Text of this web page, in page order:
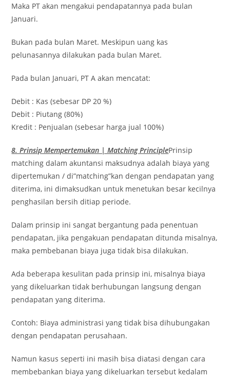
Maka PT akan mengakui pendapatannya pada bulan
Januari.
Bukan pada bulan Maret. Meskipun uang kas
pelunasannya dilakukan pada bulan Maret.
Pada bulan Januari, PT A akan mencatat:
Debit : Kas (sebesar DP 20 %)
Debit : Piutang (80%)
Kredit : Penjualan (sebesar harga jual 100%)
8. Prinsip Mempertemukan | Matching PrinciplePrinsip
matching dalam akuntansi maksudnya adalah biaya yang
dipertemukan / di”matching”kan dengan pendapatan yang
diterima, ini dimaksudkan untuk menetukan besar kecilnya
penghasilan bersih ditiap periode.
Dalam prinsip ini sangat bergantung pada penentuan
pendapatan, jika pengakuan pendapatan ditunda misalnya,
maka pembebanan biaya juga tidak bisa dilakukan.
Ada beberapa kesulitan pada prinsip ini, misalnya biaya
yang dikeluarkan tidak berhubungan langsung dengan
pendapatan yang diterima.
Contoh: Biaya administrasi yang tidak bisa dihubungakan
dengan pendapatan perusahaan.
Namun kasus seperti ini masih bisa diatasi dengan cara
membebankan biaya yang dikeluarkan tersebut kedalam